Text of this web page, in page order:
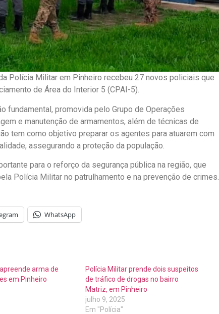
Polícia Militar em Pinheiro recebeu 27 novos policiais que
de Área do Interior 5 (CPAI-5).
fundamental, promovida pelo Grupo de Operações
e manutenção de armamentos, além de técnicas de
tem como objetivo preparar os agentes para atuarem com
assegurando a proteção da população.
para o reforço da segurança pública na região, que
Polícia Militar no patrulhamento e na prevenção de crimes.
WhatsApp
arma de
em Pinheiro
Polícia Militar prende dois suspeitos
de tráfico de drogas no bairro
Matriz, em Pinheiro
julho 9, 2025
Em "Polícia"